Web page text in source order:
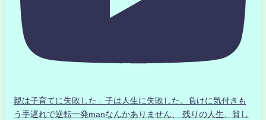
親は子育てに失敗した」子は人生に失敗した。負けに気付きも
う手遅れで逆転一発manなんかありません、 残りの人生、貧し